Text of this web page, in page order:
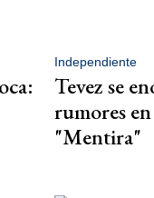
Independiente
Tevez se
rumores
"Mentira"